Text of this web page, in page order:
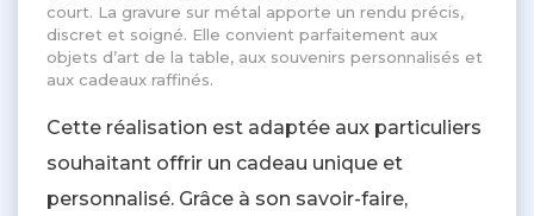
court. La gravure sur métal apporte un rendu précis,
discret et soigné. Elle convient parfaitement aux
objets d’art de la table, aux souvenirs personnalisés et
aux cadeaux raffinés.
Cette réalisation est adaptée aux particuliers
souhaitant offrir un cadeau unique et
personnalisé. Grâce à son savoir-faire,